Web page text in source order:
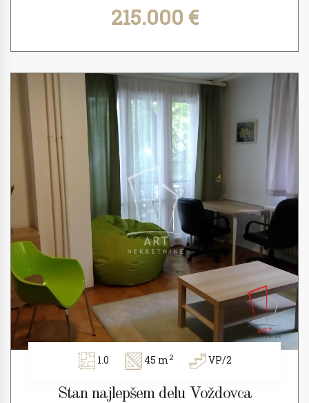
215.000 €
1.0 45 m2 VP/2
Stan najlepšem delu Voždovca